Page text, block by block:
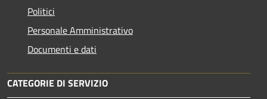
Politici
Personale Amministrativo
Documenti e dati
CATEGORIE DI SERVIZIO